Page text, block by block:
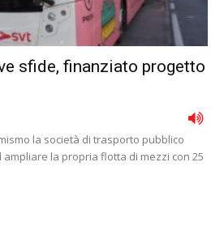
sfide, finanziato progetto
la società di trasporto pubblico
la propria flotta di mezzi con 25